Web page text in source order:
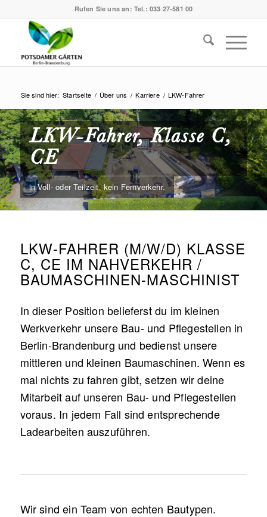
Rufen Sie uns an: Tel.: 033 27-581 00
Sie sind hier: Startseite / Über uns / Karriere / LKW-Fahrer
LKW-Fahrer, Klasse C,
CE
in Voll- oder Teilzeit, kein Fernverkehr.
LKW-FAHRER (M/W/D) KLASSE
C, CE IM NAHVERKEHR /
BAUMASCHINEN-MASCHINIST
In dieser Position belieferst du im kleinen
Werkverkehr unsere Bau- und Pflegestellen in
Berlin-Brandenburg und bedienst unsere
mittleren und kleinen Baumaschinen. Wenn es
mal nichts zu fahren gibt, setzen wir deine
Mitarbeit auf unseren Bau- und Pflegestellen
voraus. In jedem Fall sind entsprechende
Ladearbeiten auszuführen.
Wir sind ein Team von echten Bautypen.